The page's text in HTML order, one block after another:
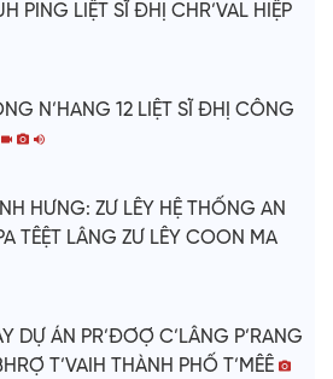
PING LIỆT SĨ ĐHỊ CHR’VAL HIỆP
N’HANG 12 LIỆT SĨ ĐHỊ CÔNG
HƯNG: ZƯ LÊY HỆ THỐNG AN
TÊỆT LÂNG ZƯ LÊY COON MA
DỰ ÁN PR’ĐƠỢ C’LÂNG P’RANG
T’VAIH THÀNH PHỐ T’MÊÊ